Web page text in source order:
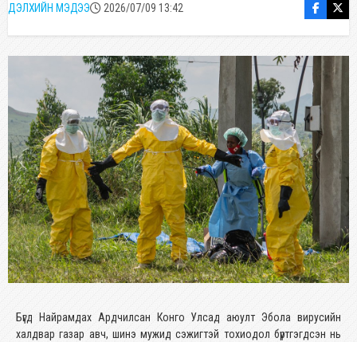
ДЭЛХИЙН МЭДЭЭ 2026/07/09 13:42
Бүгд Найрамдах Ардчилсан Конго Улсад аюулт Эбола вирусийн
халдвар газар авч, шинэ мужид сэжигтэй тохиодол бүртгэгдсэн нь